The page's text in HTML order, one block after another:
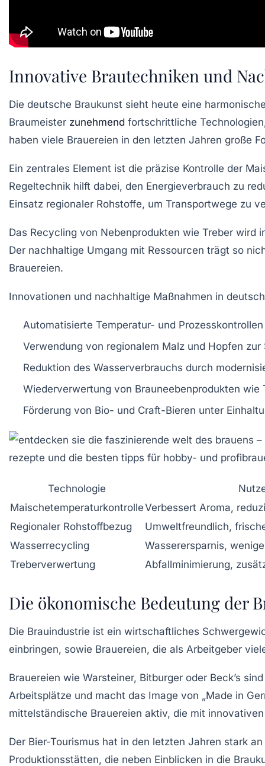
Innovative Brautechniken und
Die deutsche Braukunst sieht heute eine
Braumeister zunehmend fortschrittliche
haben viele Brauereien in den letzten Jahren große
Ein zentrales Element ist die präzise Kontrolle der
Regeltechnik hilft dabei, den Energieverbrauch zu
Einsatz regionaler Rohstoffe, um Transportwege zu
Das Recycling von Nebenprodukten wie Treber
Der nachhaltige Umgang mit Ressourcen trägt so
Brauereien.
Innovationen und nachhaltige Maßnahmen in
Automatisierte Temperatur- und
Verwendung von regionalem Malz und Hopfen
Reduktion des Wasserverbrauchs durch
Wiederverwertung von Brauneebenprodukten wie
Förderung von Bio- und Craft-Bieren unter
Technologie
MaischetemperaturkontrolleVerbessert Aroma,
Regionaler Rohstoffbezug
Umweltfreundlich,
Wasserrecycling
Wasserersparnis,
Treberverwertung
Abfallminimierung,
Die ökonomische Bedeutung der
Die Brauindustrie ist ein wirtschaftliches
einbringen, sowie Brauereien, die als Arbeitgeber
Brauereien wie Warsteiner, Bitburger oder Beck’s
Arbeitsplätze und macht das Image von „Made in
mittelständische Brauereien aktiv, die mit
Der Bier-Tourismus hat in den letzten Jahren stark
Produktionsstätten, die neben Einblicken in die